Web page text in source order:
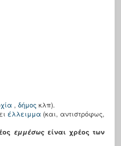
, δήμος κλπ).
έλλειμμα (και, αντιστρόφως,
εμμέσωςείναι χρέος των